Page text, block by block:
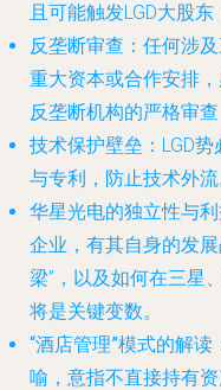
且可能触发LGD大股东
反垄断审查 ：任何涉
重大资本或合作安排
反垄断机构的严格审查
技术保护壁垒 ：LGD
与专利，防止技术外流
华星光电的独立性与
企业，有其自身的发
梁”，以及如何在三星
将是关键变数。
“酒店管理”模式的解读
喻，意指不直接持有